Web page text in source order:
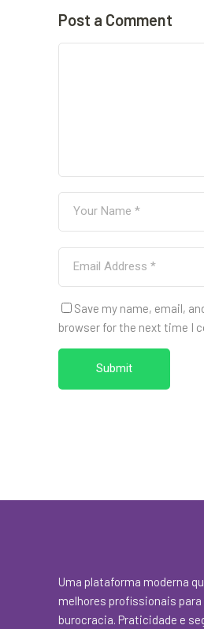
Post a Comment
Save my name, email,
browser for the next time I
Submit
Uma plataforma moderna
melhores profissionais para
burocracia. Praticidade e